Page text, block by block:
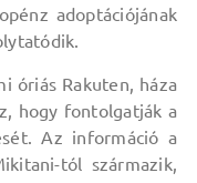
adoptációjának
óriás Rakuten, háza
hogy fontolgatják a
Az információ a
tól származik,